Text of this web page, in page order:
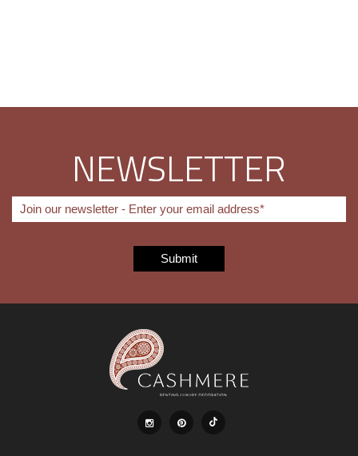
NEWSLETTER